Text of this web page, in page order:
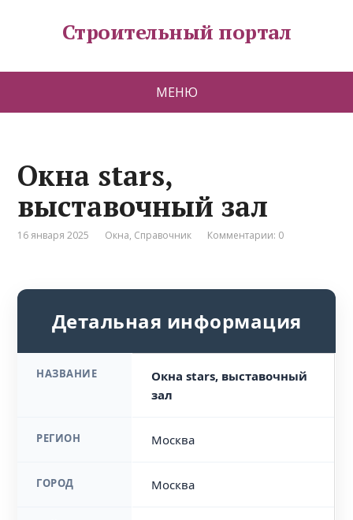
Строительный портал
МЕНЮ
Окна stars,
выставочный зал
16 января 2025 Окна, Справочник Комментарии: 0
Детальная информация
НАЗВАНИЕ
Окна stars, выставочный
зал
РЕГИОН Москва
ГОРОД Москва